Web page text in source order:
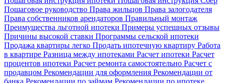
Пошаговое руководство Права жильцов Права залогодателя
Права собственников арендаторов Правильный монтаж
Преимущества льготной ипотеки Примеры успешных отзывы
Причины высокой ставки Программы сельской ипотеки
Продажа квартиры легко Продать ипотечную квартиру Работа
в квартире Разница между ипотеками Расчет ипотеки Расчет
процентов ипотеки Расчет ремонта самостоятельно Расчет с
продавцом Рекомендации для оформления Рекомендации от
банка Рекомендации по займам Рекомендации по ипотеке